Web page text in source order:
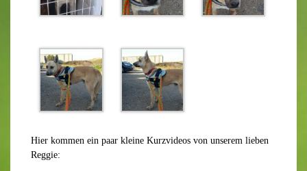
Hier kommen ein paar kleine Kurzvideos von unserem lieben
Reggie: